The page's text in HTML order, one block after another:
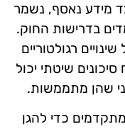
מידע נאסף, נשמר
בדרישות החוק.
רגולטוריים
שיטתי יכול
שהן מתממשות.
כדי להגן